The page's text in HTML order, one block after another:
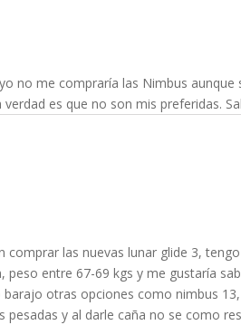
no me compraría las Nimbus
verdad es que no son mis preferidas.
comprar las nuevas lunar glide 3,
peso entre 67-69 kgs y me gustaría
otras opciones como nimbus
pesadas y al darle caña no se como